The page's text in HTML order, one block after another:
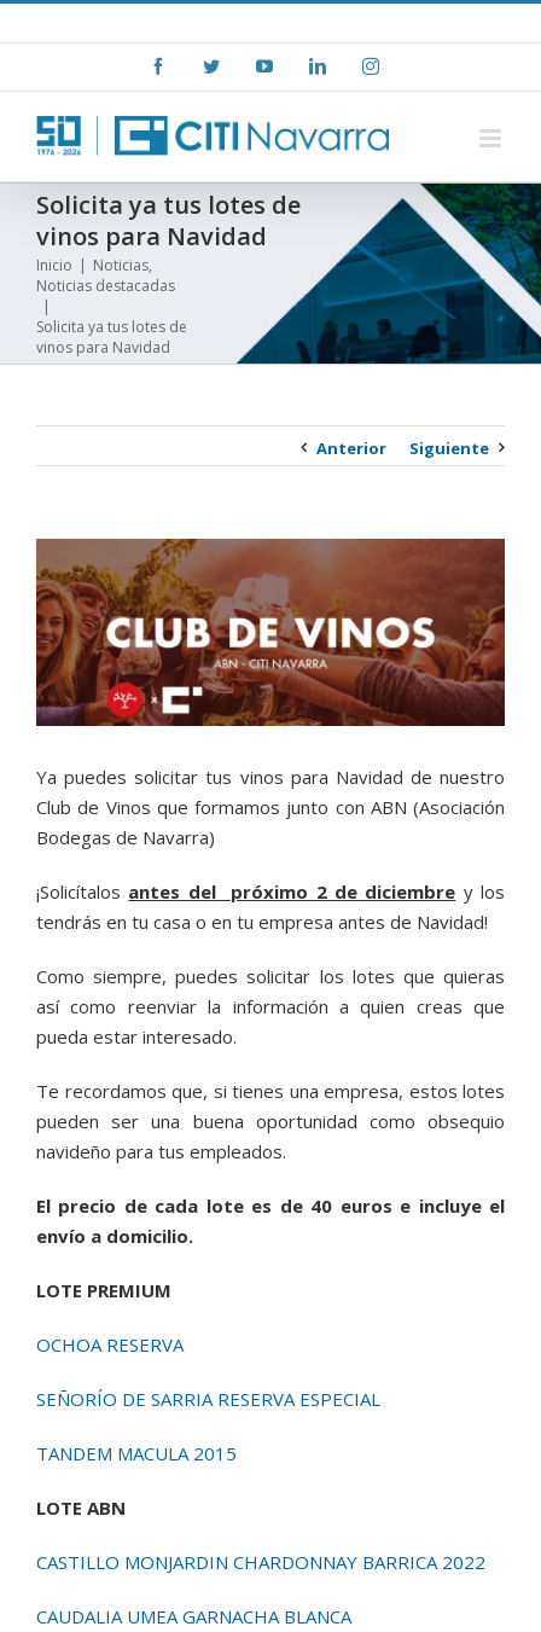
to
FacebookTwitter YouTubeLinkedInInstagram
Solicita ya tus lotes de
vinos para Navidad
Inicio | Noticias,
Noticias destacadas
|
Solicita ya tus lotes de
vinos para Navidad
Anterior Siguiente
imagen
más
grande
Ya puedes solicitar tus vinos para Navidad de nuestro
Club de Vinos que formamos junto con ABN (Asociación
Bodegas de Navarra)
¡Solicítalos antes del próximo 2 de diciembre y los
tendrás en tu casa o en tu empresa antes de Navidad!
Como siempre, puedes solicitar los lotes que quieras
así como reenviar la información a quien creas que
pueda estar interesado.
Te recordamos que, si tienes una empresa, estos lotes
pueden ser una buena oportunidad como obsequio
navideño para tus empleados.
El precio de cada lote es de 40 euros e incluye el
envío a domicilio.
LOTE PREMIUM
OCHOA RESERVA
SEÑORÍO DE SARRIA RESERVA ESPECIAL
TANDEM MACULA 2015
LOTE ABN
CASTILLO MONJARDIN CHARDONNAY BARRICA 2022
CAUDALIA UMEA GARNACHA BLANCA